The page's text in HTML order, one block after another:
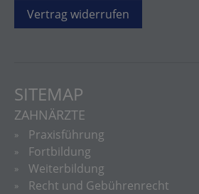
Vertrag widerrufen
SITEMAP
ZAHNÄRZTE
Praxisführung
Fortbildung
Weiterbildung
Recht und Gebührenrecht